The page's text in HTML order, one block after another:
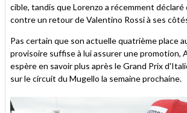
cible, tandis que Lorenzo a récemment déclaré
contre un retour de Valentino Rossi à ses
Pas certain que son actuelle quatrième place
provisoire suffise à lui assurer une promotion,
espère en savoir plus après le Grand Prix
sur le circuit du Mugello la semaine prochaine.